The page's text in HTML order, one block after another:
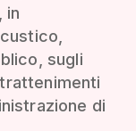
in
sugli
di